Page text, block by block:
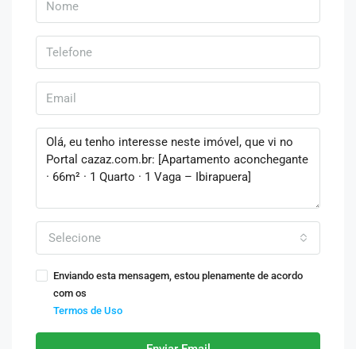
Selecione
Enviando esta mensagem, estou plenamente de acordo
com os
Termos de Uso